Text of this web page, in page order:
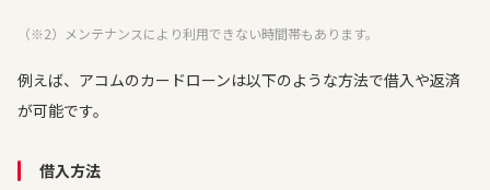
（※2）メンテナンスにより利用できない時間帯もあります。
例えば、アコムのカードローンは以下のような方法で借入や返済
が可能です。
借入方法